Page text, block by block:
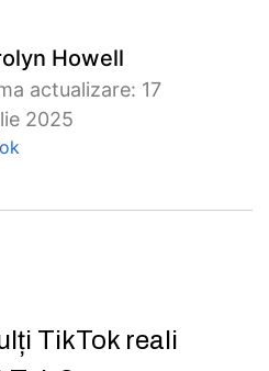
Howell
actualizare: 17
2025
TikTok reali